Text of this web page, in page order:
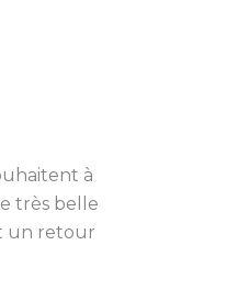
à
très belle
un retour